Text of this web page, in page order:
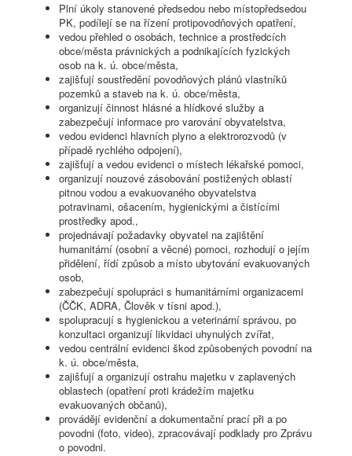
Plní úkoly stanovené předsedou nebo místopředsedou
PK, podílejí se na řízení protipovodňových opatření,
vedou přehled o osobách, technice a prostředcích
obce/města právnických a podnikajících fyzických
osob na k. ú. obce/města,
zajišťují soustředění povodňových plánů vlastníků
pozemků a staveb na k. ú. obce/města,
organizují činnost hlásné a hlídkové služby a
zabezpečují informace pro varování obyvatelstva,
vedou evidenci hlavních plyno a elektrorozvodů (v
případě rychlého odpojení),
zajišťují a vedou evidenci o místech lékařské pomoci,
organizují nouzové zásobování postižených oblastí
pitnou vodou a evakuovaného obyvatelstva
potravinami, ošacením, hygienickými a čistícími
prostředky apod.,
projednávají požadavky obyvatel na zajištění
humanitární (osobní a věcné) pomoci, rozhodují o jejím
přidělení, řídí způsob a místo ubytování evakuovaných
osob,
zabezpečují spolupráci s humanitárními organizacemi
(ČČK, ADRA, Člověk v tísni apod.),
spolupracují s hygienickou a veterinární správou, po
konzultaci organizují likvidaci uhynulých zvířat,
vedou centrální evidenci škod způsobených povodní na
k. ú. obce/města,
zajišťují a organizují ostrahu majetku v zaplavených
oblastech (opatření proti krádežím majetku
evakuovaných občanů),
provádějí evidenční a dokumentační prací při a po
povodni (foto, video), zpracovávají podklady pro Zprávu
o povodni.